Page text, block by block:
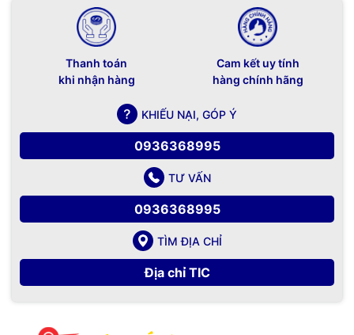
Thanh toán
khi nhận hàng
Cam kết uy tính
hàng chính hãng
KHIẾU NẠI, GÓP Ý
0936368995
TƯ VẤN
0936368995
TÌM ĐỊA CHỈ
Địa chỉ TIC